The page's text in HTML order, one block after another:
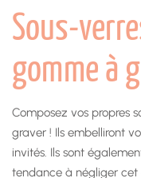
Sous-
gomme à
Composez vos propres
graver ! Ils embelliront
invités. Ils sont
tendance à négliger